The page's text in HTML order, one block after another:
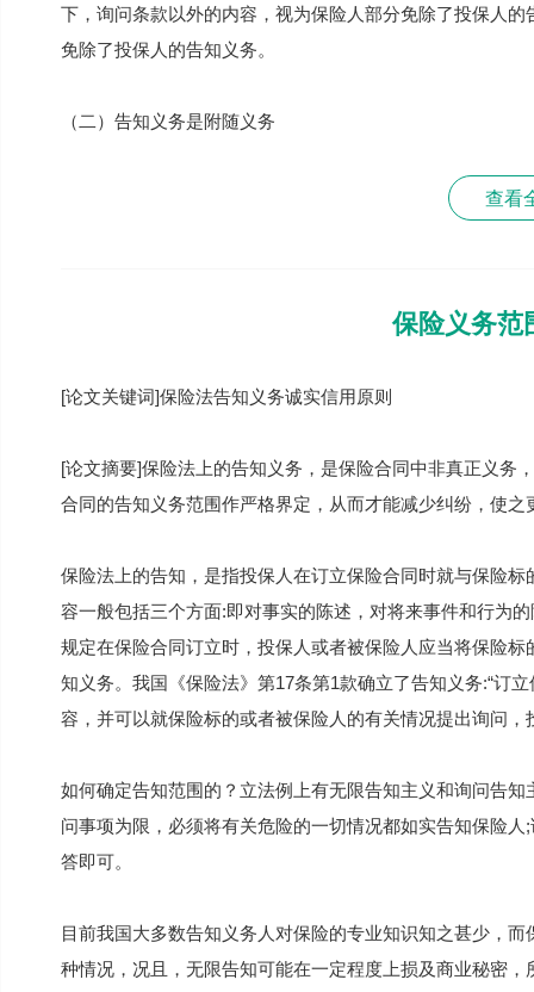
下，询问条款以外的内容，视为保险人部分免除了投保人
免除了投保人的告知义务。
（二）告知义务是附随义务
查看
保险义务范
[论文关键词]保险法告知义务诚实信用原则
[论文摘要]保险法上的告知义务，是保险合同中非真正义务
合同的告知义务范围作严格界定，从而才能减少纠纷，使之
保险法上的告知，是指投保人在订立保险合同时就与保险
容一般包括三个方面:即对事实的陈述，对将来事件和行为
规定在保险合同订立时，投保人或者被保险人应当将保险
知义务。我国《保险法》第17条第1款确立了告知义务:“订
容，并可以就保险标的或者被保险人的有关情况提出询问，
如何确定告知范围的？立法例上有无限告知主义和询问告
问事项为限，必须将有关危险的一切情况都如实告知保险
答即可。
目前我国大多数告知义务人对保险的专业知识知之甚少，
种情况，况且，无限告知可能在一定程度上损及商业秘密